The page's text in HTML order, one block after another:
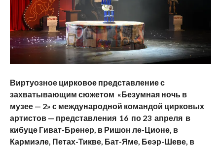
Виртуозное цирковое представление с
захватывающим сюжетом «Безумная ночь в
музее — 2» с международной командой цирковых
артистов — представления 16 по 23 апреля в
кибуце Гиват-Бренер, в Ришон ле-Ционе, в
Кармиэле, Петах-Тикве, Бат-Яме, Беэр-Шеве, в